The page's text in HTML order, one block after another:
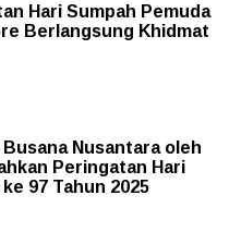
Hari Sumpah Pemuda
Berlangsung Khidmat
Nusantara oleh
Peringatan Hari
97 Tahun 2025